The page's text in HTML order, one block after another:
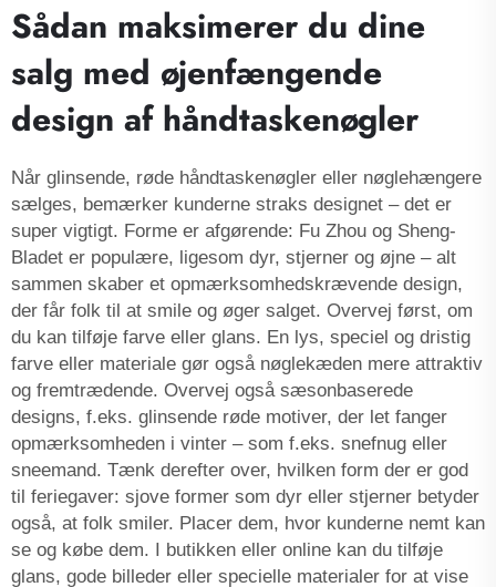
Sådan maksimerer du dine
salg med øjenfængende
design af håndtaskenøgler
Når glinsende, røde håndtaskenøgler eller nøglehængere
sælges, bemærker kunderne straks designet – det er
super vigtigt. Forme er afgørende: Fu Zhou og Sheng-
Bladet er populære, ligesom dyr, stjerner og øjne – alt
sammen skaber et opmærksomhedskrævende design,
der får folk til at smile og øger salget. Overvej først, om
du kan tilføje farve eller glans. En lys, speciel og dristig
farve eller materiale gør også nøglekæden mere attraktiv
og fremtrædende. Overvej også sæsonbaserede
designs, f.eks. glinsende røde motiver, der let fanger
opmærksomheden i vinter – som f.eks. snefnug eller
sneemand. Tænk derefter over, hvilken form der er god
til feriegaver: sjove former som dyr eller stjerner betyder
også, at folk smiler. Placer dem, hvor kunderne nemt kan
se og købe dem. I butikken eller online kan du tilføje
glans, gode billeder eller specielle materialer for at vise